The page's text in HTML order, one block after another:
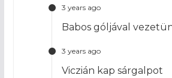
3 years ago
Babos góljával
3 years ago
Viczián kap sárgalpot